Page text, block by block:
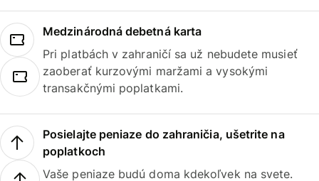
Medzinárodná debetná karta
Pri platbách v zahraničí sa už nebudete musieť
zaoberať kurzovými maržami a vysokými
transakčnými poplatkami.
Posielajte peniaze do zahraničia, ušetrite na
poplatkoch
Vaše peniaze budú doma kdekoľvek na svete.